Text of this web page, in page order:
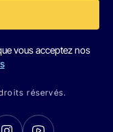
vous acceptez nos
réservés.